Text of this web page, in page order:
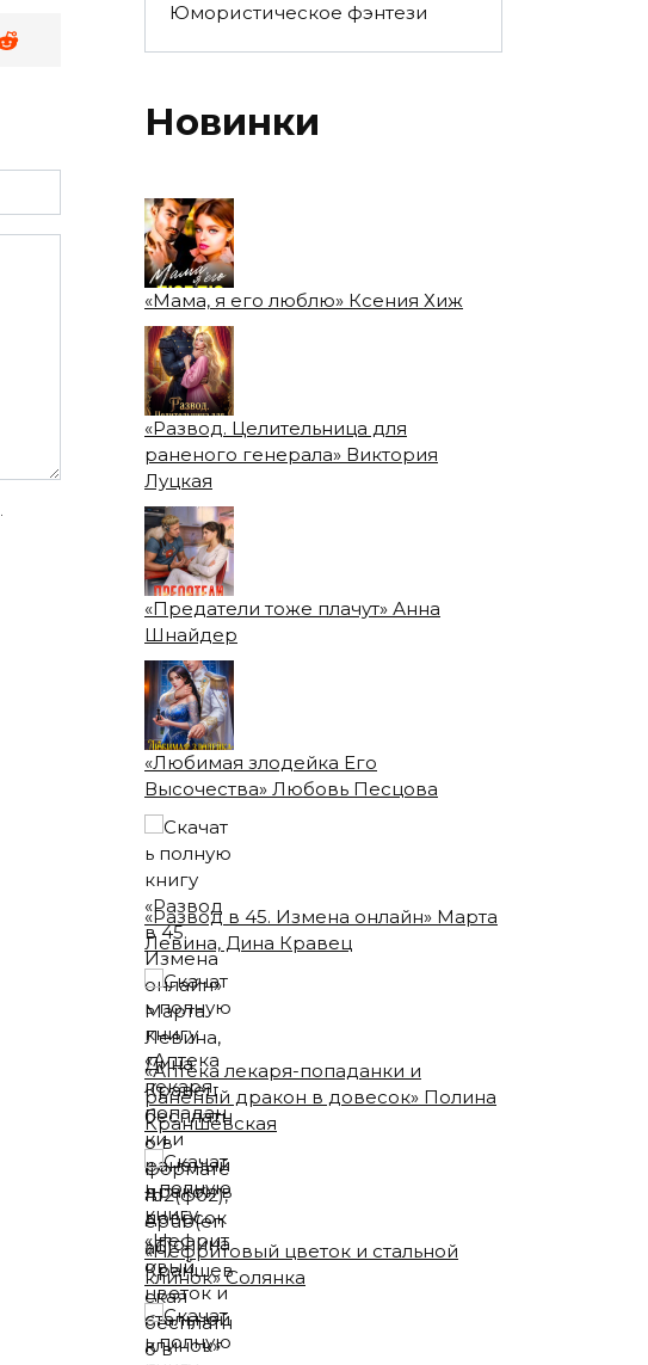
Юмористическое фэнтези
Новинки
«Мама, я его люблю» Ксения Хиж
«Развод. Целительница для
раненого генерала» Виктория
Луцкая
«Предатели тоже плачут» Анна
Шнайдер
«Любимая злодейка Его
Высочества» Любовь Песцова
«Развод в 45. Измена онлайн» Марта
Левина, Дина Кравец
«Аптека лекаря-попаданки и
раненый дракон в довесок» Полина
Краншевская
«Нефритовый цветок и стальной
клинок» Солянка